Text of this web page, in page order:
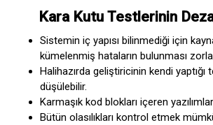
Kara Kutu Testlerinin
Sistemin iç yapısı bilinmediği için
kümelenmiş hataların bulunması
Halihazırda geliştiricinin kendi
düşülebilir.
Karmaşık kod blokları içeren
Bütün olasılıkları kontrol etmek